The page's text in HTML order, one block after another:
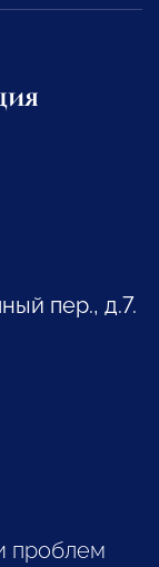
пер., д.7.
проблем